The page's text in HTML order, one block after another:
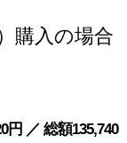
購入の場合
円 ／ 総額135,740